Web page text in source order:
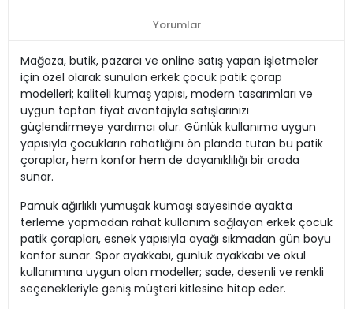
Yorumlar
Mağaza, butik, pazarcı ve online satış yapan işletmeler
için özel olarak sunulan erkek çocuk patik çorap
modelleri; kaliteli kumaş yapısı, modern tasarımları ve
uygun toptan fiyat avantajıyla satışlarınızı
güçlendirmeye yardımcı olur. Günlük kullanıma uygun
yapısıyla çocukların rahatlığını ön planda tutan bu patik
çoraplar, hem konfor hem de dayanıklılığı bir arada
sunar.
Pamuk ağırlıklı yumuşak kumaşı sayesinde ayakta
terleme yapmadan rahat kullanım sağlayan erkek çocuk
patik çorapları, esnek yapısıyla ayağı sıkmadan gün boyu
konfor sunar. Spor ayakkabı, günlük ayakkabı ve okul
kullanımına uygun olan modeller; sade, desenli ve renkli
seçenekleriyle geniş müşteri kitlesine hitap eder.